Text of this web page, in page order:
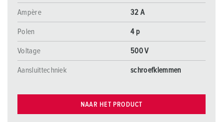
Ampère 32 A
Polen 4 p
Voltage 500 V
Aansluittechniek schroefklemmen
NAAR HET PRODUCT